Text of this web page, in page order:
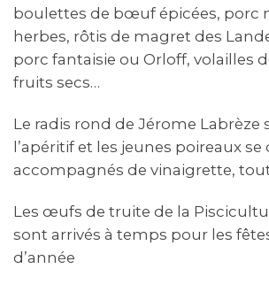
boulettes de bœuf épicées, porc
herbes, rôtis de magret des
porc fantaisie ou Orloff, volailles
fruits secs…
Le radis rond de Jérome Labrèze
l’apéritif et les jeunes poireaux
accompagnés de vinaigrette,
Les œufs de truite de la
sont arrivés à temps pour les
d’année